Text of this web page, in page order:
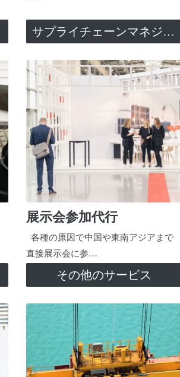
サプライチェーンマネジメント
展示会参加代行
各種の原因で中国や東南アジアまで
直接展示会に参…
その他のサービス